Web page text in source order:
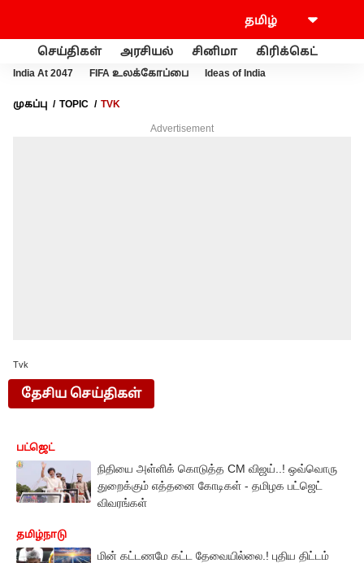
செய்திகள் அரசியல் சினிமா கிரிக்கெட்
India At 2047 FIFA உலக்கோப்பை Ideas of India
முகப்பு TOPIC TVK
Advertisement
Tvk
தேசிய செய்திகள்
பட்ஜெட்
நிதியை அள்ளிக் கொடுத்த CM விஜய்..! ஒவ்வொரு
துறைக்கும் எத்தனை கோடிகள் - தமிழக பட்ஜெட்
விவரங்கள்
தமிழ்நாடு
மின் கட்டணமே கட்ட தேவையில்லை.! புதிய திட்டம்